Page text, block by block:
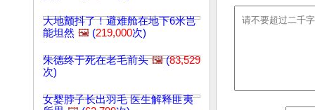
大地颤抖了！避难舱在地下6米岂
能坦然 🖼️ (219,000次)
朱德终于死在老毛前头 🖼️(83,529
次)
女婴脖子长出羽毛 医生解释匪夷